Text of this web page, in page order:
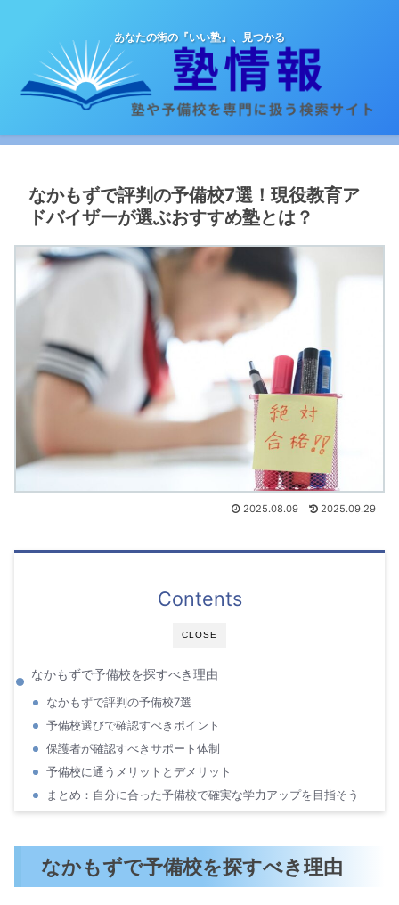
あなたの街の『いい塾』、見つかる
なかもずで評判の予備校7選！現役教育ア
ドバイザーが選ぶおすすめ塾とは？
2025.08.09 2025.09.29
CLOSE
Contents
なかもずで予備校を探すべき理由
なかもずで評判の予備校7選
予備校選びで確認すべきポイント
保護者が確認すべきサポート体制
予備校に通うメリットとデメリット
まとめ：自分に合った予備校で確実な学力アップを目指そう
なかもずで予備校を探すべき理由